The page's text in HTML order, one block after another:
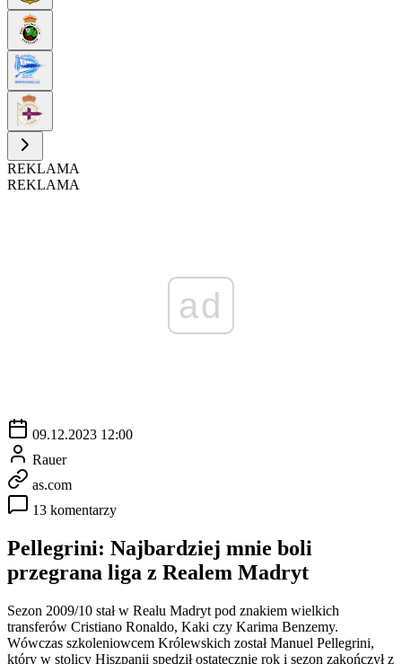
REKLAMA
REKLAMA
ad
09.12.2023 12:00
Rauer
as.com
13 komentarzy
Pellegrini: Najbardziej mnie boli
przegrana liga z Realem Madryt
Sezon 2009/10 stał w Realu Madryt pod znakiem wielkich
transferów Cristiano Ronaldo, Kaki czy Karima Benzemy.
Wówczas szkoleniowcem Królewskich został Manuel Pellegrini,
który w stolicy Hiszpanii spędził ostatecznie rok i sezon zakończył z